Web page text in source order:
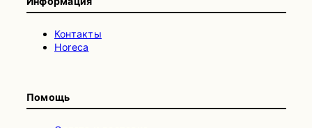
Контакты
Horeca
Помощь